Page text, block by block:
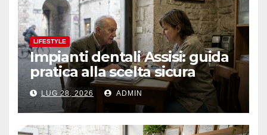
LIFESTYLE
Impianti dentali Assisi: guida
pratica alla scelta sicura
LUG 28, 2026 ADMIN